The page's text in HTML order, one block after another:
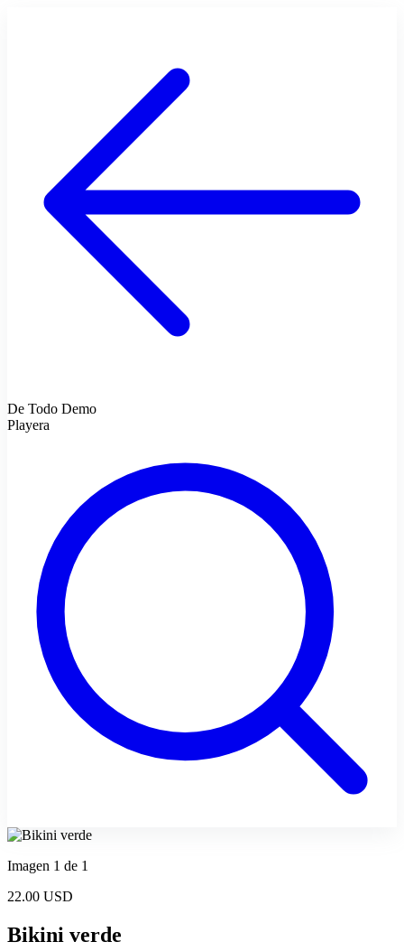
De Todo Demo
Playera
Imagen 1 de 1
22.00 USD
Bikini verde